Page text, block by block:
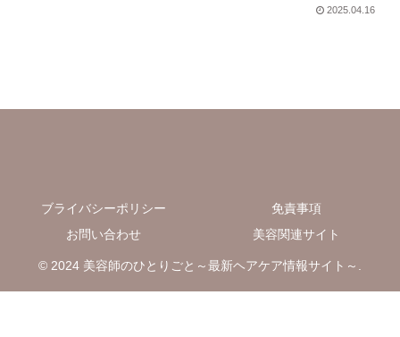
2025.04.16
ブライバシーポリシー
免責事項
お問い合わせ
美容関連サイト
© 2024 美容師のひとりごと～最新ヘアケア情報サイト～.